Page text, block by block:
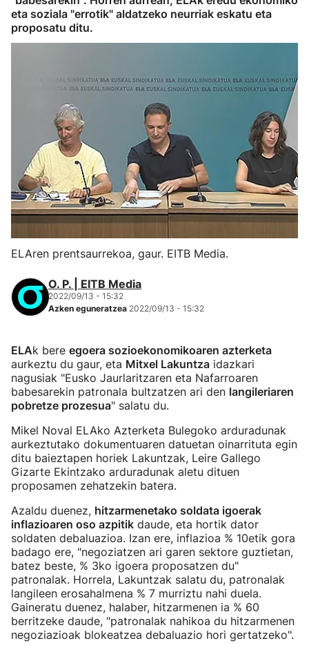
eta soziala "errotik" aldatzeko neurriak eskatu eta
proposatu ditu.
ELAren prentsaurrekoa, gaur. EITB Media.
O. P. | EITB Media
2022/09/13 - 15:32
Azken eguneratzea 2022/09/13 - 15:32
ELAk bere egoera sozioekonomikoaren azterketa
aurkeztu du gaur, eta Mitxel Lakuntza idazkari
nagusiak "Eusko Jaurlaritzaren eta Nafarroaren
babesarekin patronala bultzatzen ari den langileriaren
pobretze prozesua" salatu du.
Mikel Noval ELAko Azterketa Bulegoko arduradunak
aurkeztutako dokumentuaren datuetan oinarrituta egin
ditu baieztapen horiek Lakuntzak, Leire Gallego
Gizarte Ekintzako arduradunak aletu dituen
proposamen zehatzekin batera.
Azaldu duenez, hitzarmenetako soldata igoerak
inflazioaren oso azpitik daude, eta hortik dator
soldaten debaluazioa. Izan ere, inflazioa % 10etik gora
badago ere, "negoziatzen ari garen sektore guztietan,
batez beste, % 3ko igoera proposatzen du"
patronalak. Horrela, Lakuntzak salatu du, patronalak
langileen erosahalmena % 7 murriztu nahi duela.
Gaineratu duenez, halaber, hitzarmenen ia % 60
berritzeke daude, "patronalak nahikoa du hitzarmenen
negoziazioak blokeatzea debaluazio hori gertatzeko".